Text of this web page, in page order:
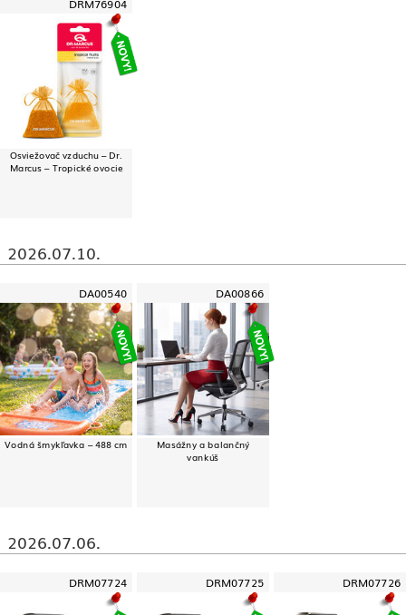
DRM76904
Osviežovač vzduchu – Dr.
Marcus – Tropické ovocie
2026.07.10.
DA00540
Vodná šmykľavka – 488 cm
DA00866
Masážny a balančný
vankúš
2026.07.06.
DRM07724 DRM07725 DRM07726